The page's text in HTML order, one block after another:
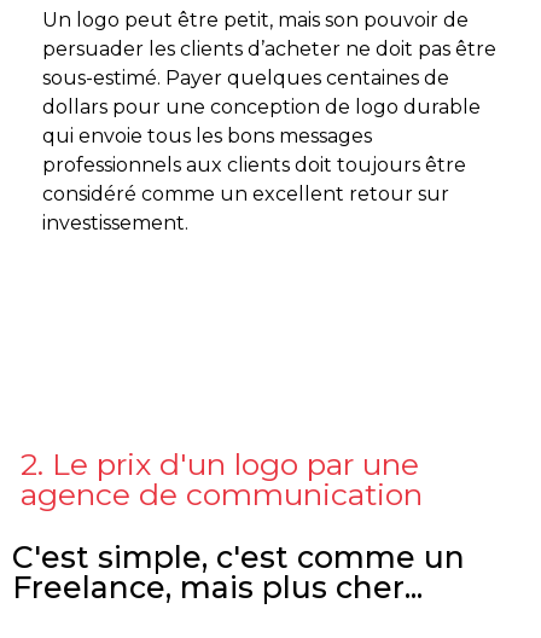
Un logo peut être petit, mais son pouvoir de
persuader les clients d’acheter ne doit pas être
sous-estimé. Payer quelques centaines de
dollars pour une conception de logo durable
qui envoie tous les bons messages
professionnels aux clients doit toujours être
considéré comme un excellent retour sur
investissement.
2. Le prix d'un logo par une
agence de communication
C'est simple, c'est comme un
Freelance, mais plus cher...